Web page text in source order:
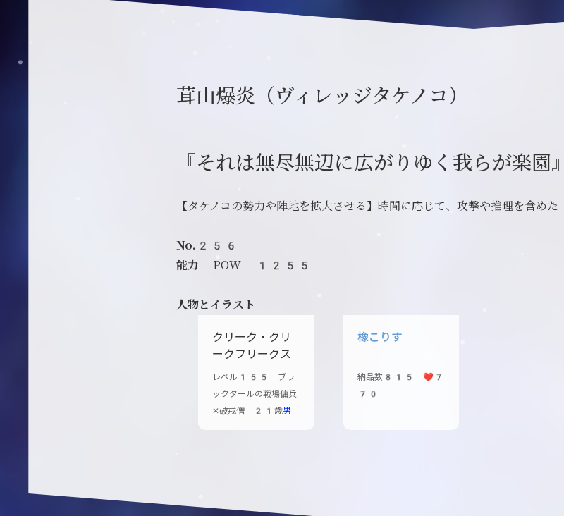
茸山爆炎（ヴィレッジタケノコ）
『それは無尽無辺に広がりゆく我らが楽園』
【タケノコの勢力や陣地を拡大させる】時間に応じて、攻撃や推理を含めた
No.256
能力 POW 1255
人物とイラスト
クリーク・クリ
ークフリークス
レベル155 ブラ
ックタールの戦場傭兵
✕破戒僧 21歳男
橡こりす
納品数815 ❤️7
70